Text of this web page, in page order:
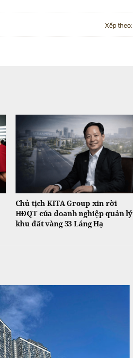
Xếp theo:
Chủ tịch KITA Group xin rời
HĐQT của doanh nghiệp quản lý
khu đất vàng 33 Láng Hạ